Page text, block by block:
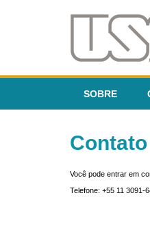
SOBRE
Contato
Você pode entrar em
Telefone: +55 11 3091-